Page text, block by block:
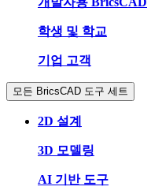
학생 및 학교
기업 고객
모든 BricsCAD 도구 세트
2D 설계
3D 모델링
AI 기반 도구